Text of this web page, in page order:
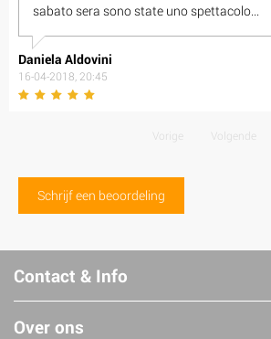
sabato sera sono state uno spettacolo...
Daniela Aldovini
16-04-2018, 20:45
Vorige Volgende
Schrijf een beoordeling
Contact & Info
Over ons